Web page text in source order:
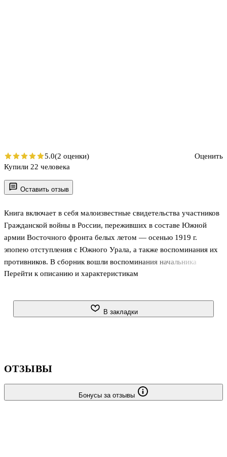
Оставить отзыв
Книга включает в себя малоизвестные свидетельства участников
Гражданской войны в России, переживших в составе Южной
армии Восточного фронта белых летом — осенью 1919 г.
эпопею отступления с Южного Урала, а также воспоминания их
противников. В сборник вошли воспоминания начальника
снабжений Южной армии генерала С. А. Ще-пихина, начальника
переведенные с эстонского языка, и другие материалы. Большая
Перейти к описанию и характеристикам
5.0(2 оценки)
Оценить
Купили 22 человека
В закладки
ОТЗЫВЫ
Бонусы за отзывы